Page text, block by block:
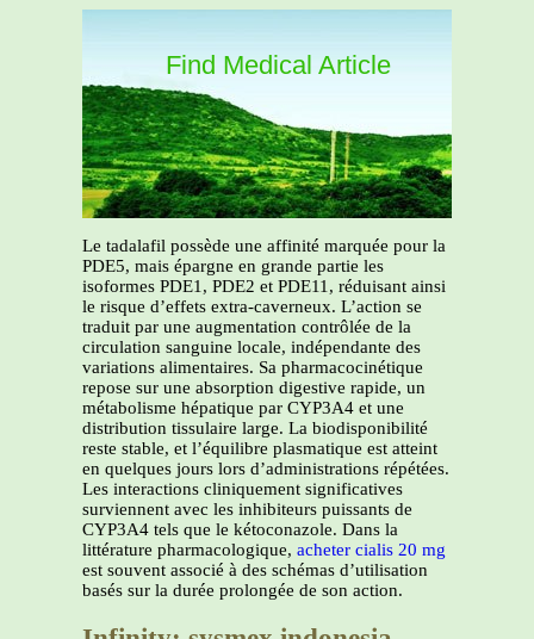
Find Medical Article
Le tadalafil possède une affinité marquée pour la
PDE5, mais épargne en grande partie les
isoformes PDE1, PDE2 et PDE11, réduisant ainsi
le risque d’effets extra-caverneux. L’action se
traduit par une augmentation contrôlée de la
circulation sanguine locale, indépendante des
variations alimentaires. Sa pharmacocinétique
repose sur une absorption digestive rapide, un
métabolisme hépatique par CYP3A4 et une
distribution tissulaire large. La biodisponibilité
reste stable, et l’équilibre plasmatique est atteint
en quelques jours lors d’administrations répétées.
Les interactions cliniquement significatives
surviennent avec les inhibiteurs puissants de
CYP3A4 tels que le kétoconazole. Dans la
littérature pharmacologique, acheter cialis 20 mg
est souvent associé à des schémas d’utilisation
basés sur la durée prolongée de son action.